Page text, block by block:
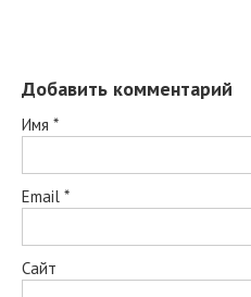
Добавить комментарий
Имя *
Email *
Сайт